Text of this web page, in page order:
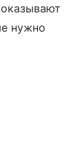
нужно